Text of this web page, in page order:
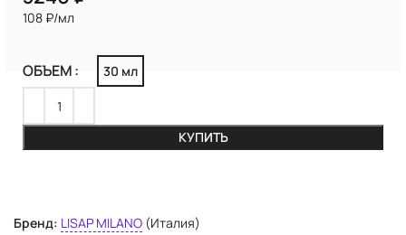
Бренд: LISAP MILANO (Италия)
108 ₽/мл
ОБЪЕМ 30 мл
КУПИТЬ